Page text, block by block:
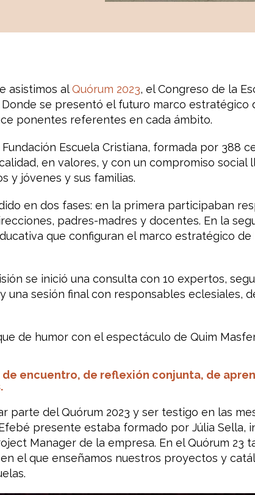
asistimos alQuórum 2023, el Congreso de la
se presentó el futuro marco estratégico
ponentes referentes en cada ámbito.
Escuela Cristiana, formada por 388
en valores, y con un compromiso social
y jóvenes y sus familias.
en dos fases: en la primera participaban
padres-madres y docentes. En la
que configuran el marco estratégico
se inició una consulta con 10 expertos,
una sesión final con responsables eclesiales,
de humor con el espectáculo de Quim
de encuentro, de reflexión conjunta, de
parte del Quórum 2023 y ser testigo en las
presente estaba formado por Júlia Sella,
Manager de la empresa. En el Quórum 23
el que enseñamos nuestros proyectos y